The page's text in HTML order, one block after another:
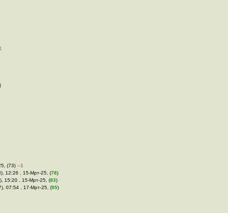
(73) –1
12:26 , 15-Мрт-25, (78)
15:20 , 15-Мрт-25, (83)
07:54 , 17-Мрт-25, (95)